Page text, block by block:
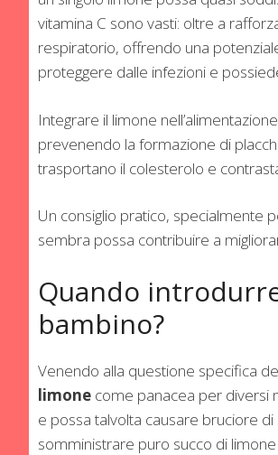
vitamina C sono vasti: oltre a
respiratorio, offrendo una
proteggere dalle infezioni e
Integrare il limone
prevenendo la formazione di
trasportano il colesterolo e
Un consiglio pratico, specialmente
sembra possa contribuire a
Quando
bambino?
Venendo alla questione specifica
limone come panacea per diversi
e possa talvolta causare bruciore
somministrare puro succo di